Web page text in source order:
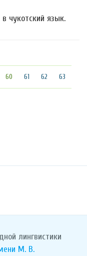
чукотский язык.
60 (текущая)
61 62 63
лингвистики
М. В.